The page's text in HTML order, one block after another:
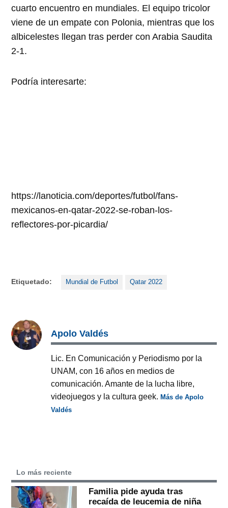
cuarto encuentro en mundiales. El equipo tricolor
viene de un empate con Polonia, mientras que los
albicelestes llegan tras perder con Arabia Saudita
2-1.
Podría interesarte:
https://lanoticia.com/deportes/futbol/fans-
mexicanos-en-qatar-2022-se-roban-los-
reflectores-por-picardia/
Etiquetado: Mundial de Futbol Qatar 2022
Apolo Valdés
Lic. En Comunicación y Periodismo por la
UNAM, con 16 años en medios de
comunicación. Amante de la lucha libre,
videojuegos y la cultura geek.Más de Apolo
Valdés
Lo más reciente
Familia pide ayuda tras
recaída de leucemia de niña